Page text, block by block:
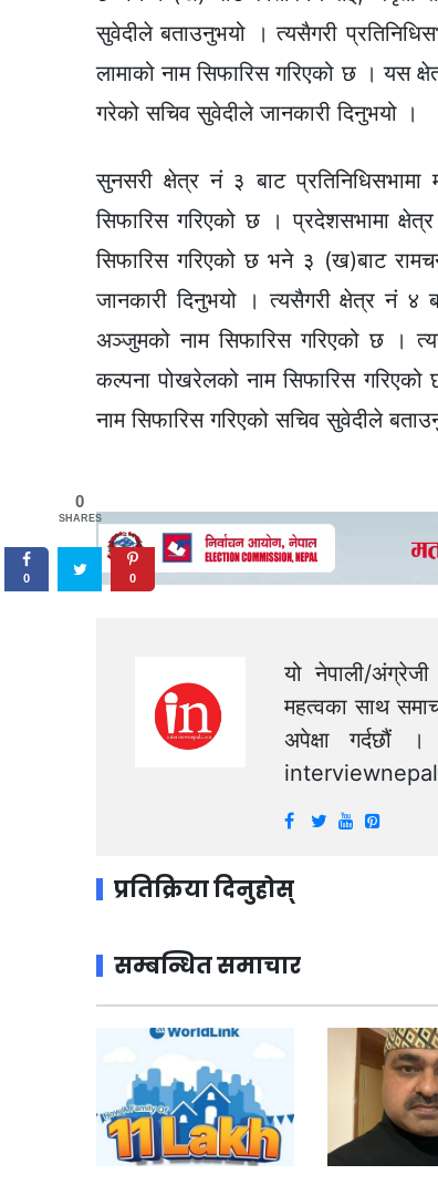
सुवेदीले बताउनुभयो । त्यसैगरी
लामाको नाम सिफारिस गरिएको छ । यस
गरेको सचिव सुवेदीले जानकारी दिनुभयो ।
सुनसरी क्षेत्र नं ३ बाट
सिफारिस गरिएको छ । प्रदेशसभामा
सिफारिस गरिएको छ भने ३ (ख)बाट
जानकारी दिनुभयो । त्यसैगरी क्षेत्र नं ४
अञ्जुमको नाम सिफारिस गरिएको छ ।
कल्पना पोखरेलको नाम सिफारिस
नाम सिफारिस गरिएको सचिव सुवेदीले
यो नेपाली/
महत्वका साथ
अपेक्षा गर्दछौं
प्रतिक्रिया दिनुहोस्
सम्बन्धित समाचार
0
SHARES
0 0